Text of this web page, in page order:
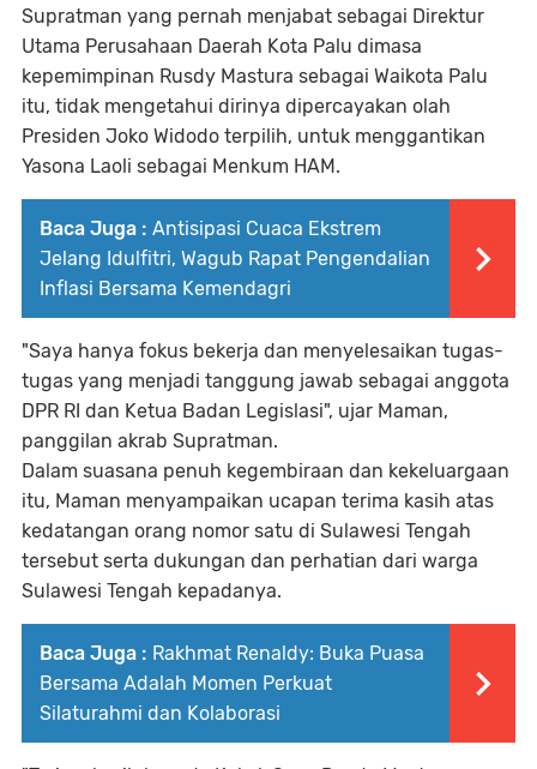
Supratman yang pernah menjabat sebagai Direktur
Utama Perusahaan Daerah Kota Palu dimasa
kepemimpinan Rusdy Mastura sebagai Waikota Palu
itu, tidak mengetahui dirinya dipercayakan olah
Presiden Joko Widodo terpilih, untuk menggantikan
Yasona Laoli sebagai Menkum HAM.
Baca Juga : Antisipasi Cuaca Ekstrem
Jelang Idulfitri, Wagub Rapat Pengendalian
Inflasi Bersama Kemendagri
"Saya hanya fokus bekerja dan menyelesaikan tugas-
tugas yang menjadi tanggung jawab sebagai anggota
DPR RI dan Ketua Badan Legislasi", ujar Maman,
panggilan akrab Supratman.
Dalam suasana penuh kegembiraan dan kekeluargaan
itu, Maman menyampaikan ucapan terima kasih atas
kedatangan orang nomor satu di Sulawesi Tengah
tersebut serta dukungan dan perhatian dari warga
Sulawesi Tengah kepadanya.
Baca Juga : Rakhmat Renaldy: Buka Puasa
Bersama Adalah Momen Perkuat
Silaturahmi dan Kolaborasi